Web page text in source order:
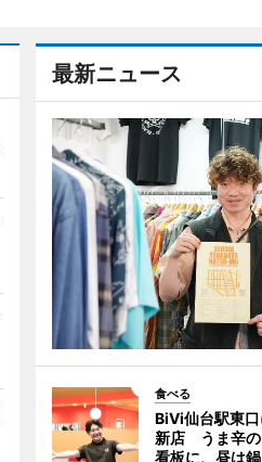
最新ニュース
食べる
BiVi仙台駅東口
新店 うま辛の
看板に、昼は